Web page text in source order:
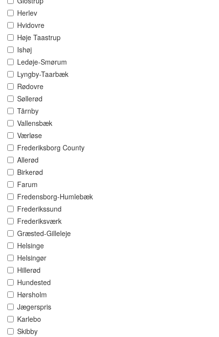
Herlev
Hvidovre
Høje Taastrup
Ishøj
Ledøje-Smørum
Lyngby-Taarbæk
Rødovre
Søllerød
Tårnby
Vallensbæk
Værløse
Frederiksborg County
Allerød
Birkerød
Farum
Fredensborg-Humlebæk
Frederikssund
Frederiksværk
Græsted-Gilleleje
Helsinge
Helsingør
Hillerød
Hundested
Hørsholm
Jægerspris
Karlebo
Skibby